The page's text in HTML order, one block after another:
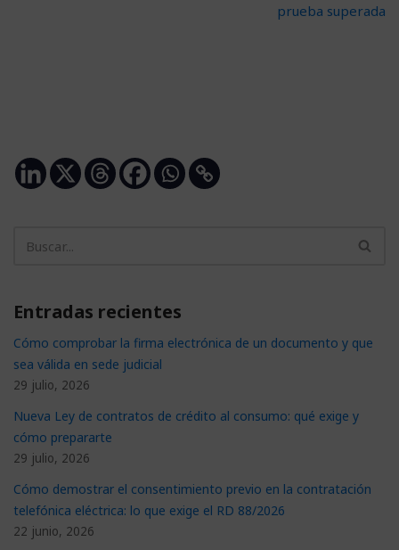
prueba superada
Entradas recientes
Cómo comprobar la firma electrónica de un documento y que
sea válida en sede judicial
29 julio, 2026
Nueva Ley de contratos de crédito al consumo: qué exige y
cómo prepararte
29 julio, 2026
Cómo demostrar el consentimiento previo en la contratación
telefónica eléctrica: lo que exige el RD 88/2026
22 junio, 2026